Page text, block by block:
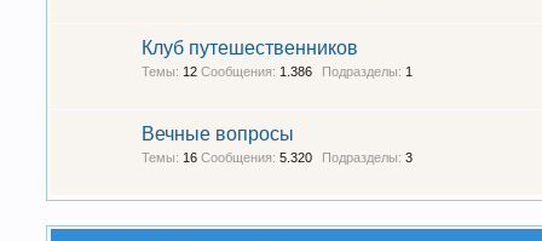
Клуб путешественников
Темы: 12 Сообщения: 1.386 Подразделы: 1
Вечные вопросы
Темы: 16 Сообщения: 5.320 Подразделы: 3